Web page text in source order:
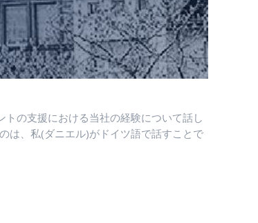
の支援における当社の経験について話し
は、私(ダニエル)がドイツ語で話すことで